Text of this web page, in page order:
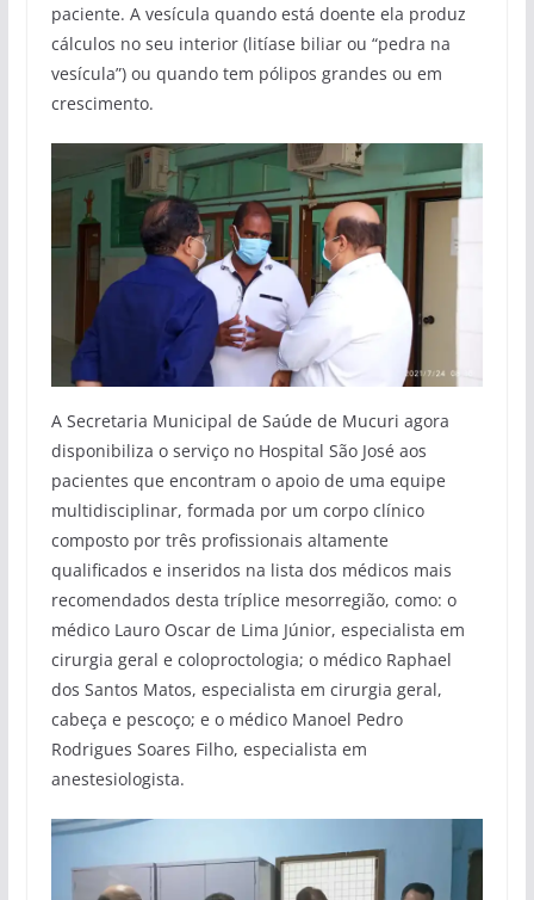
paciente. A vesícula quando está doente ela produz
cálculos no seu interior (litíase biliar ou “pedra na
vesícula”) ou quando tem pólipos grandes ou em
crescimento.
A Secretaria Municipal de Saúde de Mucuri agora
disponibiliza o serviço no Hospital São José aos
pacientes que encontram o apoio de uma equipe
multidisciplinar, formada por um corpo clínico
composto por três profissionais altamente
qualificados e inseridos na lista dos médicos mais
recomendados desta tríplice mesorregião, como: o
médico Lauro Oscar de Lima Júnior, especialista em
cirurgia geral e coloproctologia; o médico Raphael
dos Santos Matos, especialista em cirurgia geral,
cabeça e pescoço; e o médico Manoel Pedro
Rodrigues Soares Filho, especialista em
anestesiologista.